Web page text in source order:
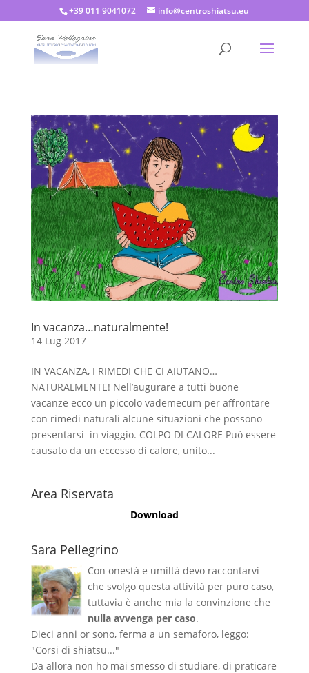
+39 011 9041072 info@centroshiatsu.eu
In vacanza…naturalmente!
14 Lug 2017
IN VACANZA, I RIMEDI CHE CI AIUTANO…
NATURALMENTE! Nell’augurare a tutti buone
vacanze ecco un piccolo vademecum per affrontare
con rimedi naturali alcune situazioni che possono
presentarsi in viaggio. COLPO DI CALORE Può essere
causato da un eccesso di calore, unito...
Area Riservata
Download
Sara Pellegrino
Con onestà e umiltà devo raccontarvi
che svolgo questa attività per puro caso,
tuttavia è anche mia la convinzione che
nulla avvenga per caso.
Dieci anni or sono, ferma a un semaforo, leggo:
"Corsi di shiatsu..."
Da allora non ho mai smesso di studiare, di praticare